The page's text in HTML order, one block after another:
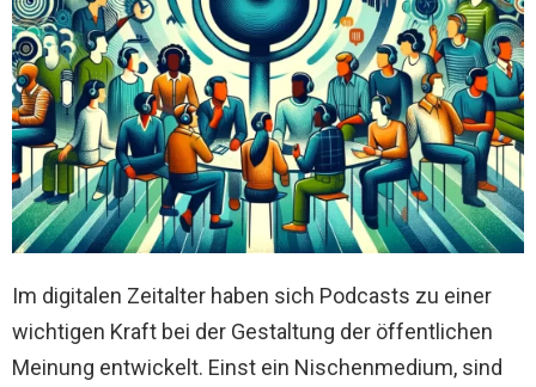
Im digitalen Zeitalter haben sich Podcasts zu einer
wichtigen Kraft bei der Gestaltung der öffentlichen
Meinung entwickelt. Einst ein Nischenmedium, sind